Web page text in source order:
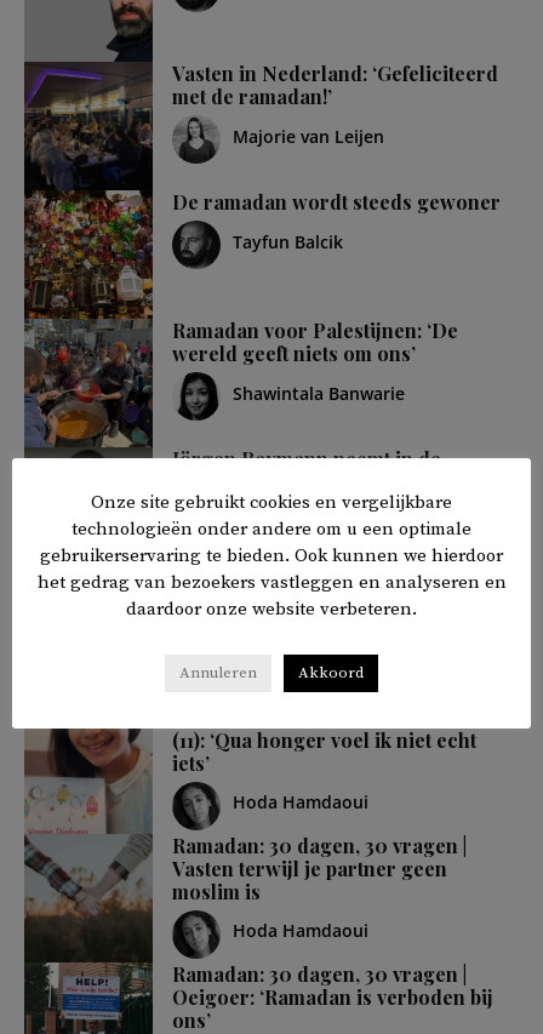
Vasten in Nederland: ‘Gefeliciteerd
met de ramadan!’
Majorie van Leijen
De ramadan wordt steeds gewoner
Tayfun Balcik
Ramadan voor Palestijnen: ‘De
wereld geeft niets om ons’
Shawintala Banwarie
Jörgen Raymann neemt in de
gewoontes op de hak
Ewout Klei
Ramadan: 30 dagen, 30 vragen | ‘Hoe
gaat u Eid el Fitr morgen vieren?’
Hoda Hamdaoui
(11): ‘Qua honger voel ik niet echt
iets’
Hoda Hamdaoui
Ramadan: 30 dagen, 30 vragen |
Vasten terwijl je partner geen
moslim is
Hoda Hamdaoui
Ramadan: 30 dagen, 30 vragen |
Oeigoer: ‘Ramadan is verboden bij
ons’
Onze site gebruikt cookies en vergelijkbare
technologieën onder andere om u een optimale
gebruikerservaring te bieden. Ook kunnen we hierdoor
het gedrag van bezoekers vastleggen en analyseren en
daardoor onze website verbeteren.
Annuleren Akkoord